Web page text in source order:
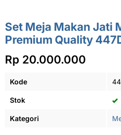
Set Meja Makan Jati
Premium Quality
Rp 20.000.000
Kode
Stok
Kategori